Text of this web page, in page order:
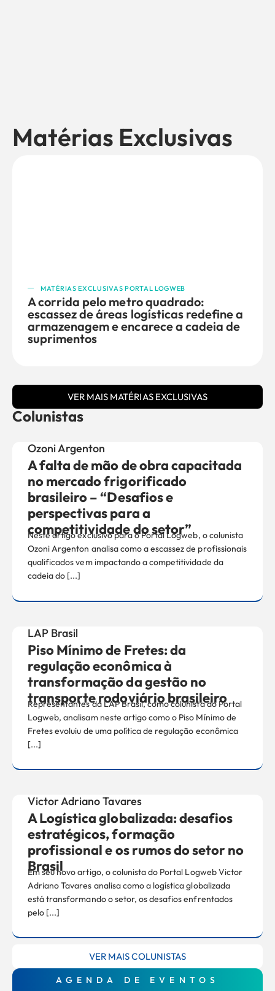
Matérias Exclusivas
MATÉRIAS EXCLUSIVAS PORTAL LOGWEB
A corrida pelo metro quadrado:
escassez de áreas logísticas redefine a
armazenagem e encarece a cadeia de
suprimentos
VER MAIS MATÉRIAS EXCLUSIVAS
Colunistas
Ozoni Argenton
A falta de mão de obra capacitada
no mercado frigorificado
brasileiro – “Desafios e
perspectivas para a
competitividade do setor”
Neste artigo exclusivo para o Portal Logweb, o colunista
Ozoni Argenton analisa como a escassez de profissionais
qualificados vem impactando a competitividade da
cadeia do [...]
LAP Brasil
Piso Mínimo de Fretes: da
regulação econômica à
transformação da gestão no
transporte rodoviário brasileiro
Representantes da LAP Brasil, como colunista do Portal
Logweb, analisam neste artigo como o Piso Mínimo de
Fretes evoluiu de uma política de regulação econômica
[...]
Victor Adriano Tavares
A Logística globalizada: desafios
estratégicos, formação
profissional e os rumos do setor no
Brasil
Em seu novo artigo, o colunista do Portal Logweb Victor
Adriano Tavares analisa como a logística globalizada
está transformando o setor, os desafios enfrentados
pelo [...]
VER MAIS COLUNISTAS
AGENDA DE EVENTOS